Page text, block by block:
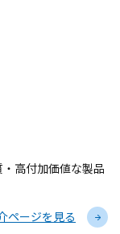
高付加価値な製品
ページを見る